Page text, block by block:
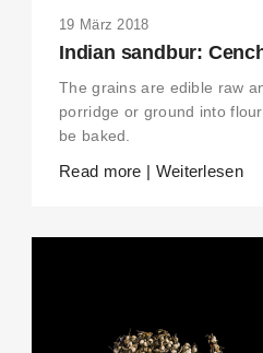
19 März 2018
Indian sandbur:
The grains are edible raw
porridge or ground into
be baked.
Read more | Weiterlesen